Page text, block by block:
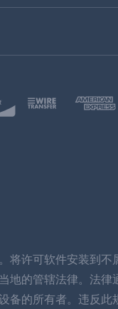
ย将许可软件安装到不
地的管辖法律。法律
备的所有者。违反此